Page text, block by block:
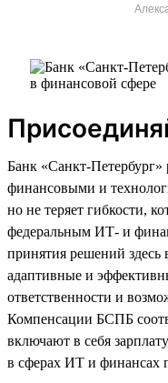
Банк «Санкт-Петербург»
финансовыми и
но не теряет гибкости,
федеральным ИТ- и
принятия решений
адаптивные и
ответственности и
Компенсации БСПБ
включают в себя
в сферах ИТ и финансах